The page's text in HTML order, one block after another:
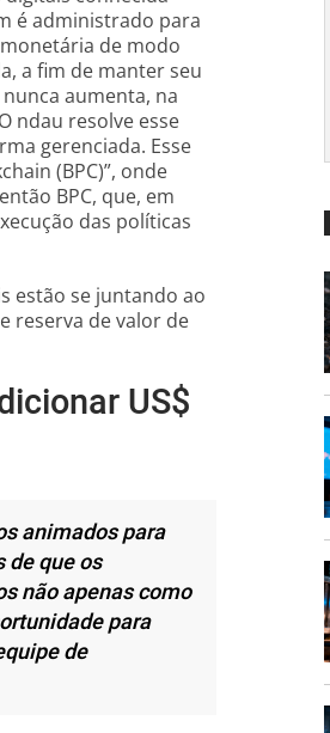
é administrado para
de modo
a fim de manter seu
aumenta, na
ndau resolve esse
gerenciada. Esse
(BPC)”, onde
BPC, que, em
das políticas
estão se juntando ao
reserva de valor de
US$
animados para
que os
não apenas como
para
de